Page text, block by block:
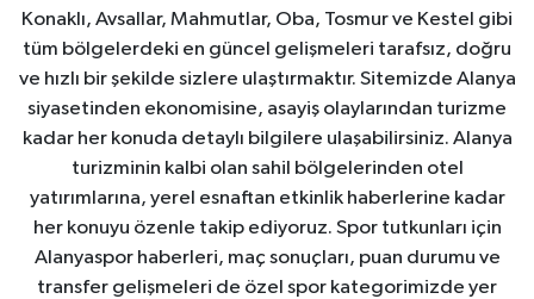
Konaklı, Avsallar, Mahmutlar, Oba, Tosmur ve Kestel gibi
tüm bölgelerdeki en güncel gelişmeleri tarafsız, doğru
ve hızlı bir şekilde sizlere ulaştırmaktır. Sitemizde Alanya
siyasetinden ekonomisine, asayiş olaylarından turizme
kadar her konuda detaylı bilgilere ulaşabilirsiniz. Alanya
turizminin kalbi olan sahil bölgelerinden otel
yatırımlarına, yerel esnaftan etkinlik haberlerine kadar
her konuyu özenle takip ediyoruz. Spor tutkunları için
Alanyaspor haberleri, maç sonuçları, puan durumu ve
transfer gelişmeleri de özel spor kategorimizde yer